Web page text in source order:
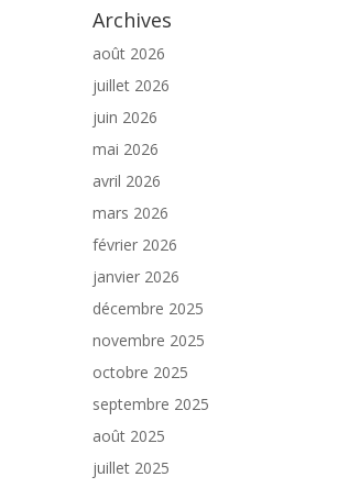
Archives
août 2026
juillet 2026
juin 2026
mai 2026
avril 2026
mars 2026
février 2026
janvier 2026
décembre 2025
novembre 2025
octobre 2025
septembre 2025
août 2025
juillet 2025